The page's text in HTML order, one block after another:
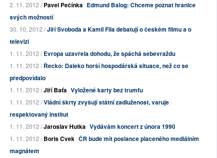
2. 11. 2012 /Pavel Pečínka Edmund Balog: Chceme poznat hranice
svých možností
30. 10. 2012 /Jiří Svoboda a Kamil Fila debatují o českém filmu a o
televizi
1. 11. 2012 /Evropa uzavřela dohodu, že spáchá sebevraždu
1. 11. 2012 /Řecko: Daleko horší hospodářská situace, než co se
předpovídalo
1. 11. 2012 /Jiří Baťa Vyložené karty bez trumfu
1. 11. 2012 /Vládní škrty zvyšují státní zadluženost, varuje
respektovaný institut
1. 11. 2012 /Jaroslav Hutka Vydávám koncert z února 1990
1. 11. 2012 /Boris Cvek ČR bude mít poslance placeného mediálním
magnátem